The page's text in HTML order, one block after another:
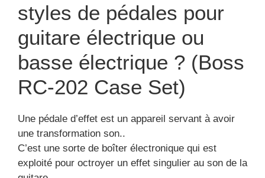
styles de pédales pour
guitare électrique ou
basse électrique ? (Boss
RC-202 Case Set)
Une pédale d’effet est un appareil servant à avoir
une transformation son..
C’est une sorte de boîter électronique qui est
exploité pour octroyer un effet singulier au son de la